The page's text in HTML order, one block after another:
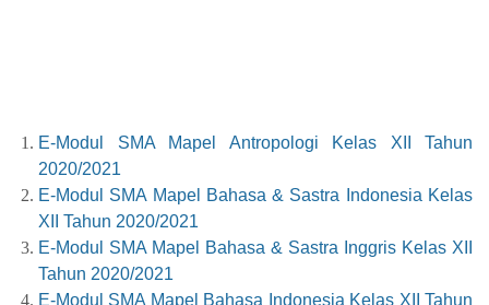
E-Modul SMA Mapel Antropologi Kelas XII Tahun
2020/2021
E-Modul SMA Mapel Bahasa & Sastra Indonesia Kelas
XII Tahun 2020/2021
E-Modul SMA Mapel Bahasa & Sastra Inggris Kelas XII
Tahun 2020/2021
E-Modul SMA Mapel Bahasa Indonesia Kelas XII Tahun